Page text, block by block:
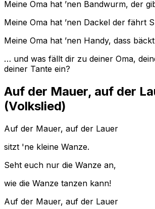
Meine Oma hat ’nen Bandwurm, der
Meine Oma hat ’nen Dackel der fährt
Meine Oma hat ’nen Handy, dass
… und was fällt dir zu deiner Oma,
deiner Tante ein?
Auf der Mauer, auf der
(Volkslied)
Auf der Mauer, auf der Lauer
sitzt 'ne kleine Wanze.
Seht euch nur die Wanze an,
wie die Wanze tanzen kann!
Auf der Mauer, auf der Lauer